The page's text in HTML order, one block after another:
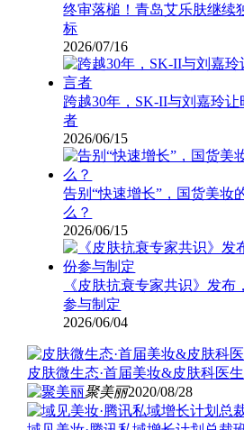
终审落槌！青岛艾乐肤继续
标
2026/07/16
跨越30年，SK-II与刘嘉玲
者
2026/06/15
告别“快速增长”，国货美妆
么？
2026/06/15
《皮肤抗衰专家共识》发
参与制定
2026/06/04
皮肤微生态·首届美妆&皮肤科医
聚美丽2020/08/28